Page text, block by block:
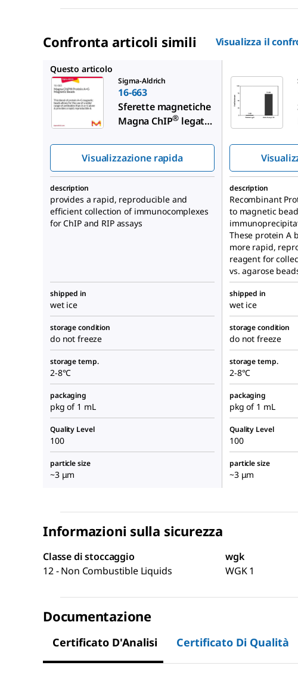
Confronta articoli simili Visualizza il
Questo articolo
Sigma-Aldrich
16-663
Sferette magnetiche
Magna ChIP® legate
Visualizzazione rapida
description
provides a rapid, reproducible and
efficient collection of immunocomplexes
for ChIP and RIP assays
description
Recombinant
to magnetic
These protein A
more rapid,
reagent for
vs. agarose
shipped in
wet ice
shipped in
wet ice
storage condition
do not freeze
storage condition
do not freeze
storage temp.
2-8°C
storage temp.
2-8°C
packaging
pkg of 1 mL
packaging
pkg of 1 mL
Quality Level
100
Quality Level
100
particle size
~3 μm
particle size
~3 μm
Informazioni sulla sicurezza
Classe di stoccaggio
12 - Non Combustible Liquids
wgk
WGK 1
Documentazione
Certificato D'Analisi Certificato Di Qualità